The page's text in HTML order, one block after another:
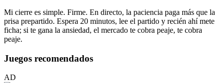
Mi cierre es simple. Firme. En directo, la paciencia paga más que la
prisa prepartido. Espera 20 minutos, lee el partido y recién ahí mete
ficha; si te gana la ansiedad, el mercado te cobra peaje, te cobra
peaje.
Juegos recomendados
AD